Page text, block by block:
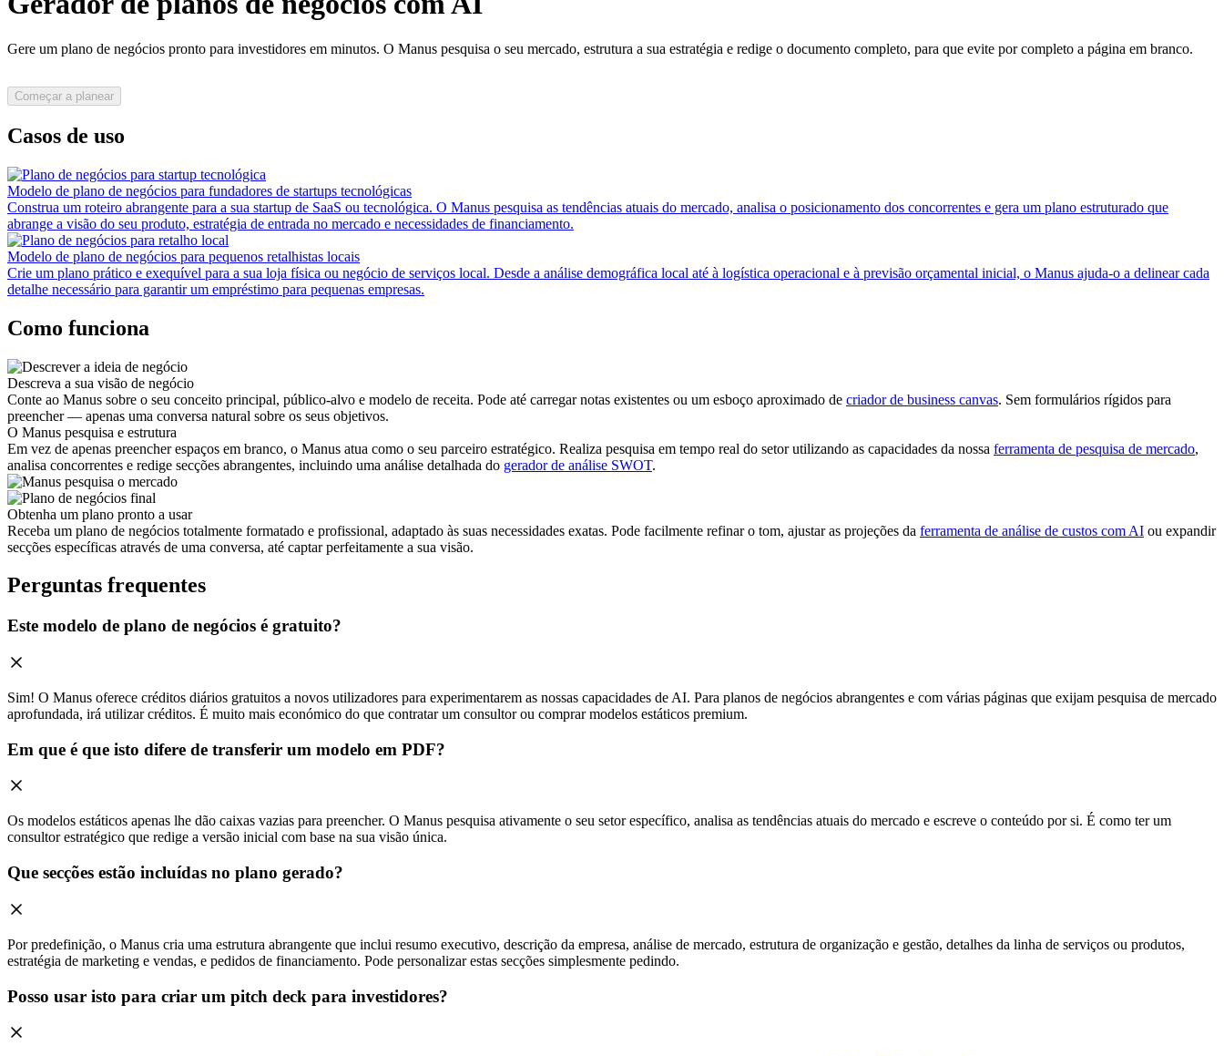
Gere um plano de negócios pronto para investidores em minutos. O Manus pesquisa o seu mercado, estrutura a sua estratégia e redige o documento completo, para que evite por completo a página em branco.
Começar a planear
Casos de uso
Modelo de plano de negócios para fundadores de startups tecnológicas
Construa um roteiro abrangente para a sua startup de SaaS ou tecnológica. O Manus pesquisa as tendências atuais do mercado, analisa o posicionamento dos concorrentes e gera um plano estruturado que
abrange a visão do seu produto, estratégia de entrada no mercado e necessidades de financiamento.
Modelo de plano de negócios para pequenos retalhistas locais
Crie um plano prático e exequível para a sua loja física ou negócio de serviços local. Desde a análise demográfica local até à logística operacional e à previsão orçamental inicial, o Manus ajuda-o a delinear cada
detalhe necessário para garantir um empréstimo para pequenas empresas.
Como funciona
Descreva a sua visão de negócio
Conte ao Manus sobre o seu conceito principal, público-alvo e modelo de receita. Pode até carregar notas existentes ou um esboço aproximado de criador de business canvas. Sem formulários rígidos para
preencher — apenas uma conversa natural sobre os seus objetivos.
O Manus pesquisa e estrutura
Em vez de apenas preencher espaços em branco, o Manus atua como o seu parceiro estratégico. Realiza pesquisa em tempo real do setor utilizando as capacidades da nossa ferramenta de pesquisa de mercado,
analisa concorrentes e redige secções abrangentes, incluindo uma análise detalhada do gerador de análise SWOT.
Obtenha um plano pronto a usar
Receba um plano de negócios totalmente formatado e profissional, adaptado às suas necessidades exatas. Pode facilmente refinar o tom, ajustar as projeções da ferramenta de análise de custos com AI ou expandir
secções específicas através de uma conversa, até captar perfeitamente a sua visão.
Perguntas frequentes
Este modelo de plano de negócios é gratuito?
Sim! O Manus oferece créditos diários gratuitos a novos utilizadores para experimentarem as nossas capacidades de AI. Para planos de negócios abrangentes e com várias páginas que exijam pesquisa de mercado
aprofundada, irá utilizar créditos. É muito mais económico do que contratar um consultor ou comprar modelos estáticos premium.
Em que é que isto difere de transferir um modelo em PDF?
Os modelos estáticos apenas lhe dão caixas vazias para preencher. O Manus pesquisa ativamente o seu setor específico, analisa as tendências atuais do mercado e escreve o conteúdo por si. É como ter um
consultor estratégico que redige a versão inicial com base na sua visão única.
Que secções estão incluídas no plano gerado?
Por predefinição, o Manus cria uma estrutura abrangente que inclui resumo executivo, descrição da empresa, análise de mercado, estrutura de organização e gestão, detalhes da linha de serviços ou produtos,
estratégia de marketing e vendas, e pedidos de financiamento. Pode personalizar estas secções simplesmente pedindo.
Posso usar isto para criar um pitch deck para investidores?